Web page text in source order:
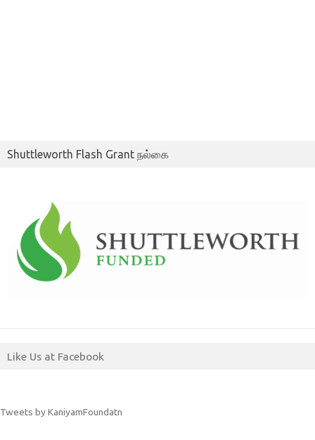
Shuttleworth Flash Grant நல்கை
Like Us at Facebook
Tweets by KaniyamFoundatn